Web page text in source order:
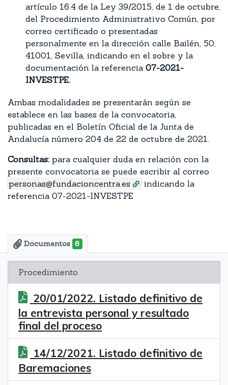
artículo 16.4 de la Ley 39/2015, de 1 de octubre,
del Procedimiento Administrativo Común, por
correo certificado o presentadas
personalmente en la dirección calle Bailén, 50,
41001, Sevilla, indicando en el sobre y la
documentación la referencia 07-2021-
INVESTPE.
Ambas modalidades se presentarán según se
establece en las bases de la convocatoria,
publicadas en el Boletín Oficial de la Junta de
Andalucía número 204 de 22 de octubre de 2021.
Consultas: para cualquier duda en relación con la
presente convocatoria se puede escribir al correo
personas@fundacioncentra.es
indicando la
referencia 07-2021-INVESTPE
Documentos 8
Procedimiento
20/01/2022. Listado definitivo de
la entrevista personal y resultado
final del proceso
14/12/2021. Listado definitivo de
Baremaciones